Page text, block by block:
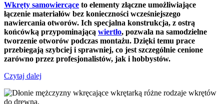
Wkręty samowiercące to elementy złączne umożliwiające
łączenie materiałów bez konieczności wcześniejszego
nawiercania otworów. Ich specjalna konstrukcja, z ostrą
końcówką przypominającą wiertło, pozwala na samodzielne
tworzenie otworów podczas montażu. Dzięki temu prace
przebiegają szybciej i sprawniej, co jest szczególnie cenione
zarówno przez profesjonalistów, jak i hobbystów.
Czytaj dalej